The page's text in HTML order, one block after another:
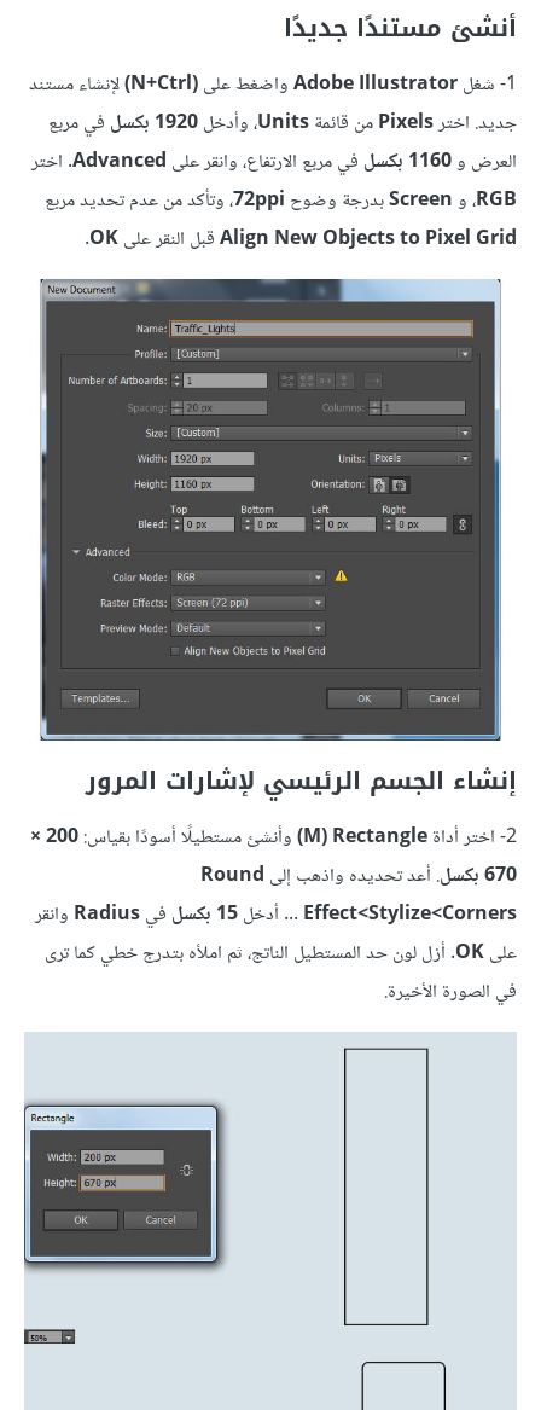
أنشئ مستندًا جديدًا
1- شغل Adobe Illustratorواضغط على(N+Ctrl)
لإنشاء مستند
جديد. اخترPixelsمن قائمةUnits، وأدخل1920 بكسل
في مربع
العرض و1160 بكسل في مربع الارتفاع، وانقر على Advanced. اختر
RGB، وScreenبدرجة وضوح 72ppi، وتأكد من عدم تحديد مربع
Align New Objects to Pixel Gridقبل النقر علىOK
.
إنشاء الجسم الرئيسي لإشارات المرور
2- اختر أداة M) Rectangle) وأنشئ مستطيلًا أسودًا بقياس:
200 ×
670 بكسل
. أعد تحديده واذهب إلى Round
Corners>‏Stylize>‏Effect
... أدخل15 بكسل فيRadius وانقر
علىOK. أزل لون حد المستطيل الناتج، ثم املأه بتدرج خطي كما ترى
في الصورة الأخيرة.